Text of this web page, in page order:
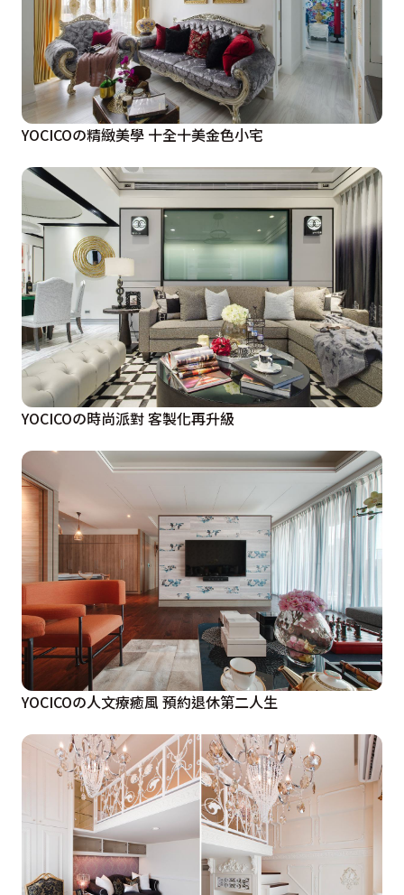
YOCICOの精緻美學 十全十美金色小宅
YOCICOの時尚派對 客製化再升級
YOCICOの人文療癒風 預約退休第二人生